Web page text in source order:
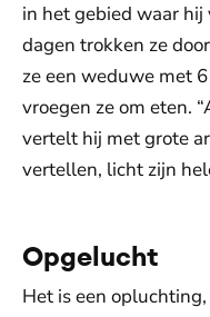
in het gebied waar
dagen trokken ze
ze een weduwe met
vroegen ze om eten.
vertelt hij met grote
vertellen, licht zijn
Opgelucht
Het is een